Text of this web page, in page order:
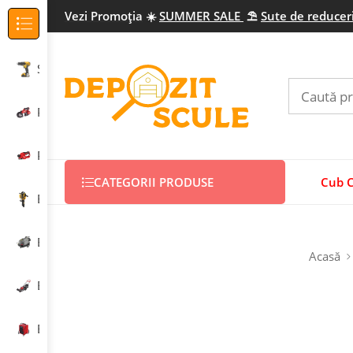
Vezi Promoția ☀️SUMMER SALE ⛱️ Sute de
CATEGORII PRODUSE Cub
Acasă
Categorii Produse
Scule electrice profesionale
Prelucrarea metalului
Prelucrarea lemnului
Echipamente construcții
Echipamente curățenie
Echipamente grădinărit
Echipamente încălzire